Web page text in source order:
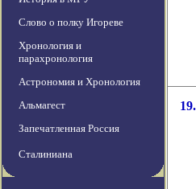
Слово о полку Игореве
Хронология и
парахронология
Астрономия и Хронология
Альмагест
Запечатленная Россия
Сталиниана